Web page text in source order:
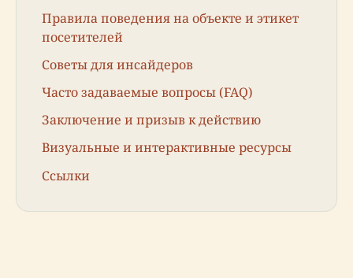
Правила поведения на объекте и этикет
посетителей
Советы для инсайдеров
Часто задаваемые вопросы (FAQ)
Заключение и призыв к действию
Визуальные и интерактивные ресурсы
Ссылки